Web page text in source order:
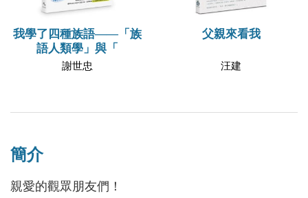
我學了四種族語——「族
語人類學」與「
謝世忠
父親來看我
汪建
簡介
親愛的觀眾朋友們！